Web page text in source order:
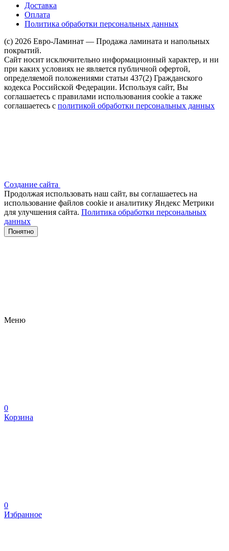
Доставка
Оплата
Политика обработки персональных данных
(c) 2026 Евро-Ламинат — Продажа ламината и напольных
покрытий.
Сайт носит исключительно информационный характер, и ни
при каких условиях не является публичной офертой,
определяемой положениями статьи 437(2) Гражданского
кодекса Российской Федерации. Используя сайт, Вы
соглашаетесь с правилами использования cookie а также
соглашаетесь с политикой обработки персональных данных
Создание сайта
Продолжая использовать наш сайт, вы соглашаетесь на
использование файлов сооkіе и аналитику Яндекс Метрики
для улучшения сайта. Политика обработки персональных
данных
Понятно
Меню
0
Корзина
0
Избранное